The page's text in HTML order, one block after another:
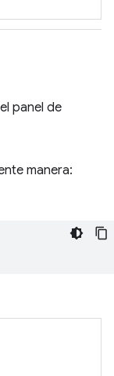
panel de
manera: